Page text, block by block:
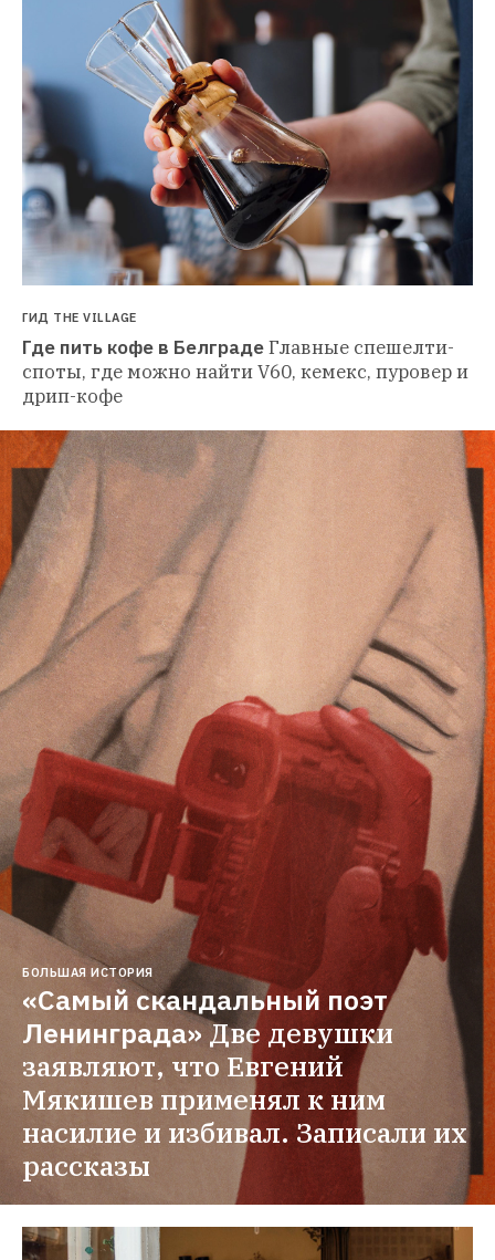
ГИД THE VILLAGE
Где пить кофе в БелградеГлавные спешелти-
споты, где можно найти V60, кемекс, пуровер и
дрип-кофе
БОЛЬШАЯ ИСТОРИЯ
«Самый скандальный поэт
Ленинграда»Две девушки
заявляют, что Евгений
Мякишев применял к ним
насилие и избивал. Записали их
рассказы